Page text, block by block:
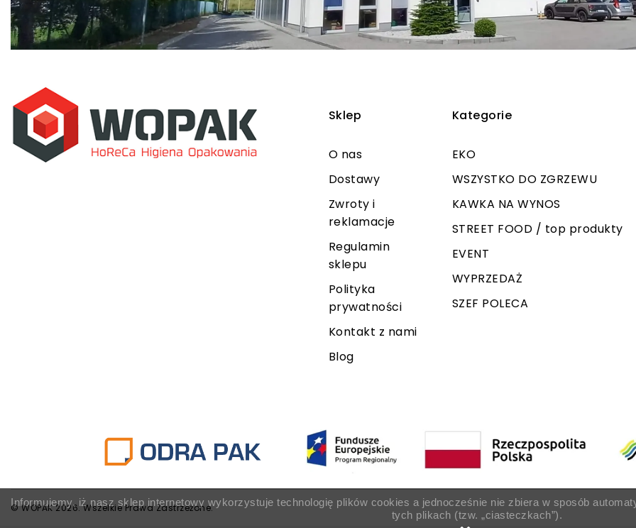
Sklep
O nas
Dostawy
Zwroty i
reklamacje
Regulamin
sklepu
Polityka
prywatności
Kontakt z nami
Blog
Kategorie
EKO
WSZYSTKO DO ZGRZEWU
KAWKA NA WYNOS
STREET FOOD / top produkty
EVENT
WYPRZEDAŻ
SZEF POLECA
Informujemy, iż nasz sklep internetowy wykorzystuje technologię plików cookies a jednocześnie nie zbiera w sposób
tych plikach (tzw. „ciasteczkach”).
© WOPAK 2026. Wszelkie Prawa Zastrzeżone.